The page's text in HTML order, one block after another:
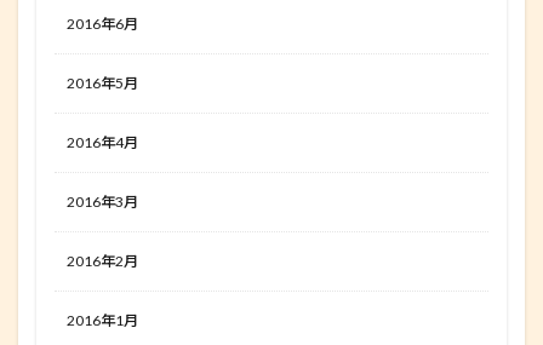
2016年6月
2016年5月
2016年4月
2016年3月
2016年2月
2016年1月